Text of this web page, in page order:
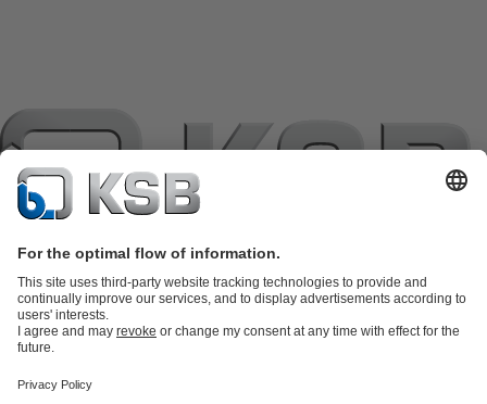
แค็ตตาล็อกผลิตภัณฑ์อะไหล่บริการด้านเทคนิคตะกร้าสินค้า
เทคโนโลยีสำหรับงานน้ำเสีย